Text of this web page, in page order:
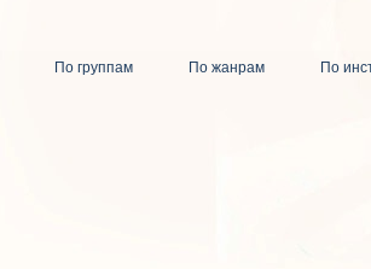
По группам По жанрам По